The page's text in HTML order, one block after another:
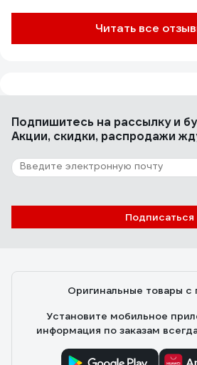
Читать все
Подпишитесь на рассылкуи
Акции, скидки, распродажи
Подписаться
Оригинальные товары с
Установите мобильное
информация по заказам